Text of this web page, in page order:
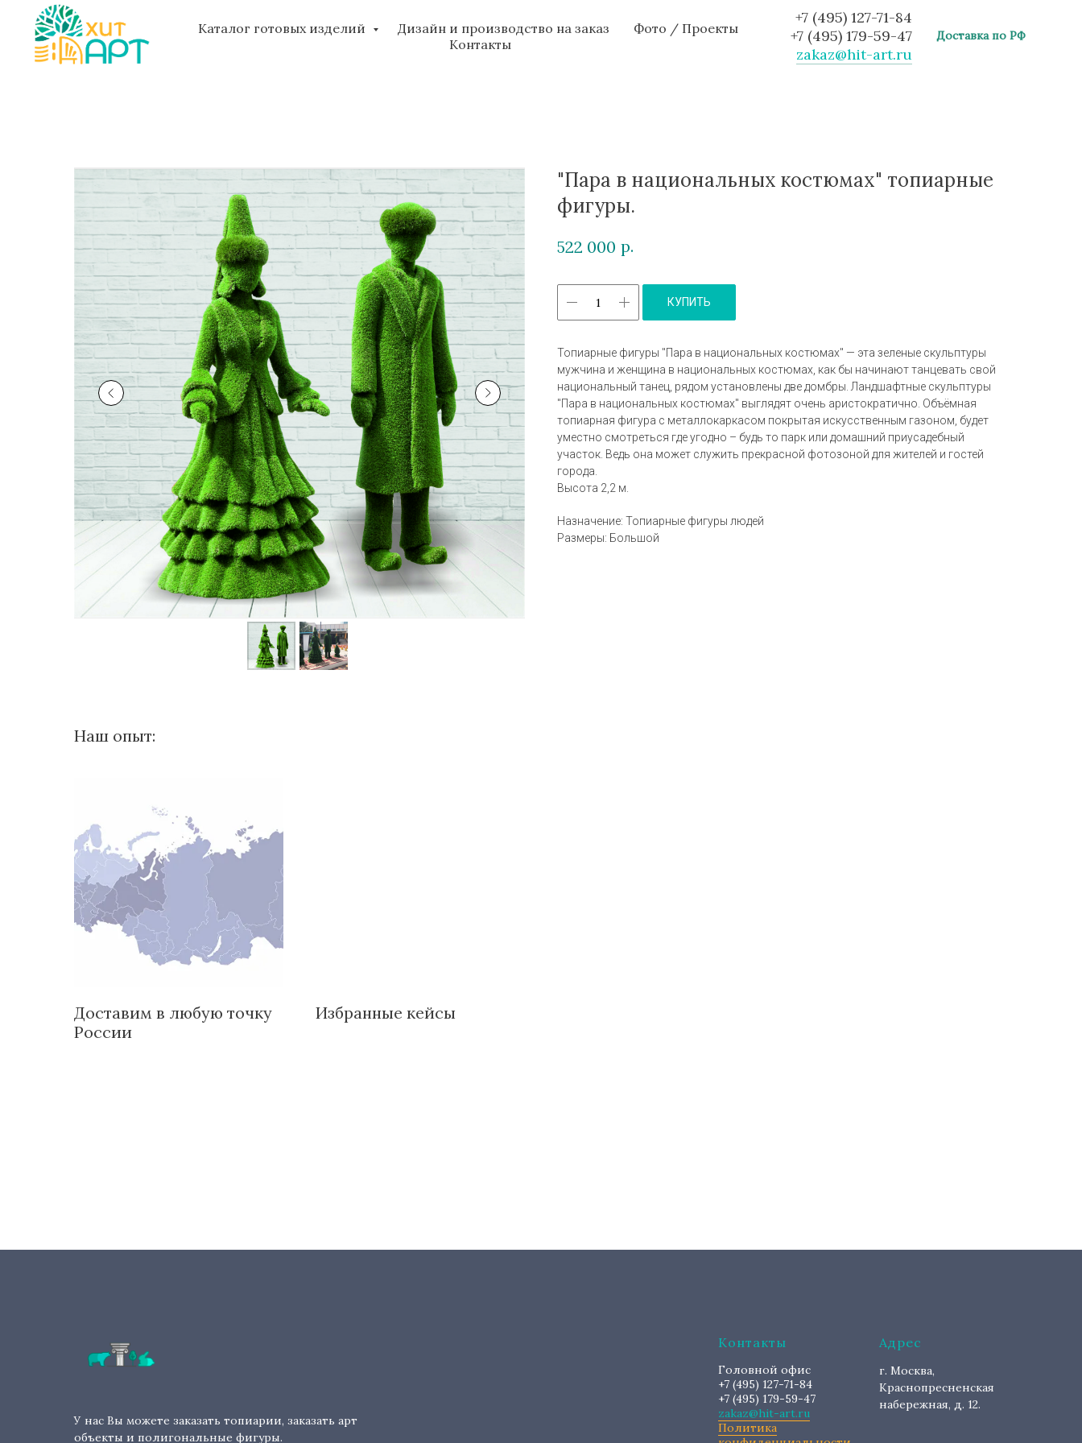
Каталог готовых изделий Дизайн и производство на заказ
Фото / Проекты
Контакты
+7 (495) 127-71-84
+7 (495) 179-59-47
zakaz@hit-art.ru
Доставка по РФ
"Пара в национальных костюмах" топиарные
фигуры.
522 000 р.
КУПИТЬ
Топиарные фигуры "Пара в национальных костюмах" — эта зеленые скульптуры
мужчина и женщина в национальных костюмах, как бы начинают танцевать свой
национальный танец, рядом установлены две домбры. Ландшафтные скульптуры
"Пара в национальных костюмах" выглядят очень аристократично. Объёмная
топиарная фигура с металлокаркасом покрытая искусственным газоном, будет
уместно смотреться где угодно – будь то парк или домашний приусадебный
участок. Ведь она может служить прекрасной фотозоной для жителей и гостей
города.
Высота 2,2 м.
Назначение: Топиарные фигуры людей
Размеры: Большой
Наш опыт:
Доставим в любую точку
России
Избранные кейсы
У нас Вы можете заказать топиарии, заказать арт
объекты и полигональные фигуры.
Контакты
Головной офис
+7 (495) 127-71-84
+7 (495) 179-59-47
zakaz@hit-art.ru
Политика
Адрес
г. Москва,
Краснопресненская
набережная, д. 12.